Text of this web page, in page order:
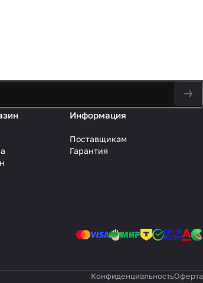
Информация
Поставщикам
Гарантия
КонфиденциальностьОферта